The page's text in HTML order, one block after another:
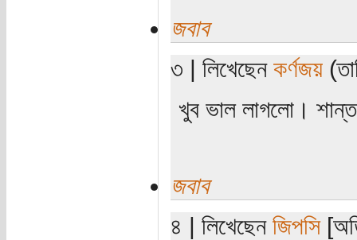
জবাব
৩ | লিখেছেন কর্ণজয়
খুব ভাল লাগলো।
জবাব
৪ | লিখেছেন জিপসি